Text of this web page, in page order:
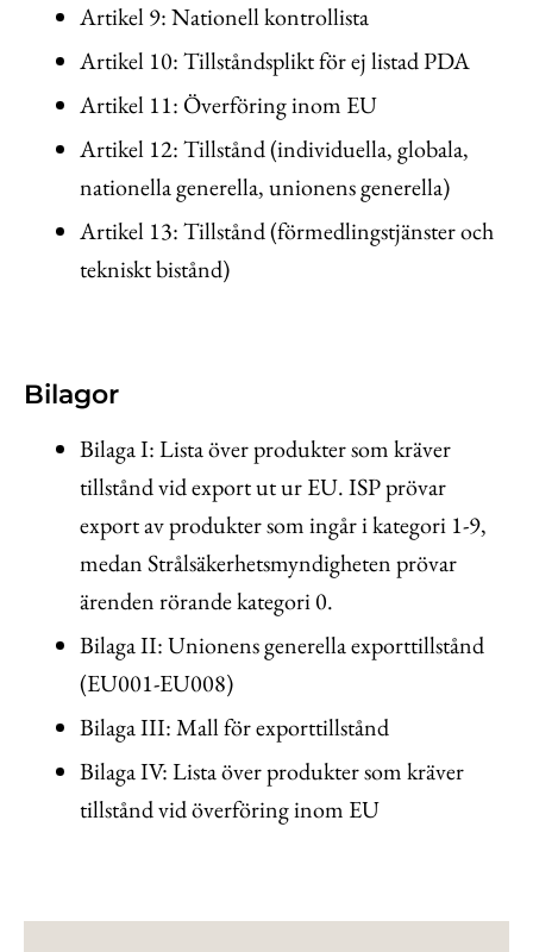
Artikel 9: Nationell kontrollista
Artikel 10: Tillståndsplikt för ej listad PDA
Artikel 11: Överföring inom EU
Artikel 12: Tillstånd (individuella, globala,
nationella generella, unionens generella)
Artikel 13: Tillstånd (förmedlingstjänster och
tekniskt bistånd)
Bilagor
Bilaga I: Lista över produkter som kräver
tillstånd vid export ut ur EU. ISP prövar
export av produkter som ingår i kategori 1-9,
medan Strålsäkerhetsmyndigheten prövar
ärenden rörande kategori 0.
Bilaga II: Unionens generella exporttillstånd
(EU001-EU008)
Bilaga III: Mall för exporttillstånd
Bilaga IV: Lista över produkter som kräver
tillstånd vid överföring inom EU